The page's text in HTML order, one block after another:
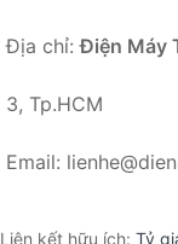
Địa chỉ:Điện Máy
3, Tp.HCM
Email:
Liên kết hữu ích: Tỷ